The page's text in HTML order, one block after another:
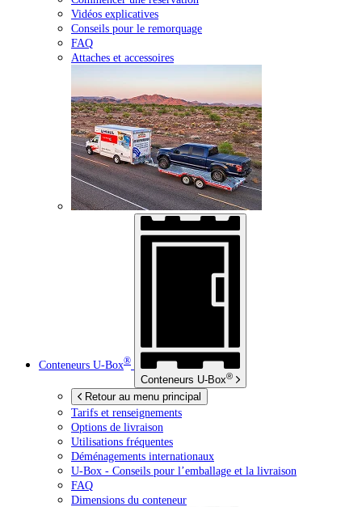
Vidéos explicatives
Conseils pour le remorquage
FAQ
Attaches et accessoires
Conteneurs U-Box®
Conteneurs U-Box®
Retour au menu principal
Tarifs et renseignements
Options de livraison
Utilisations fréquentes
Déménagements internationaux
U-Box - Conseils pour l’emballage et la livraison
FAQ
Dimensions du conteneur